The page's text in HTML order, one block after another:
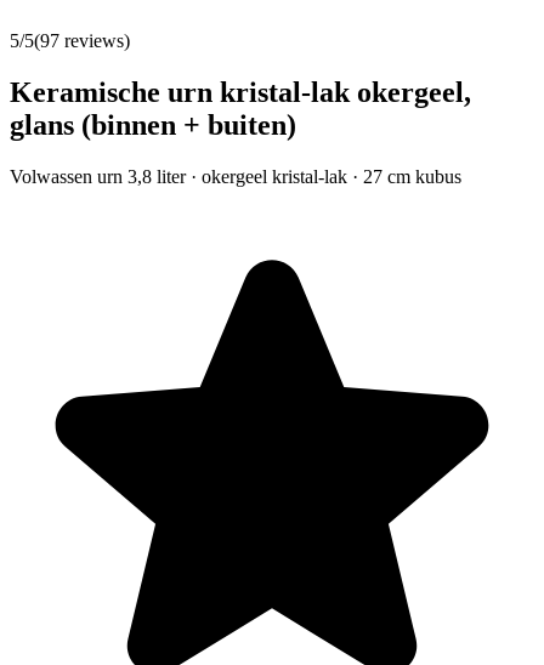
5/5(97 reviews)
Keramische urn kristal-lak okergeel,
glans (binnen + buiten)
Volwassen urn 3,8 liter · okergeel kristal-lak · 27 cm kubus